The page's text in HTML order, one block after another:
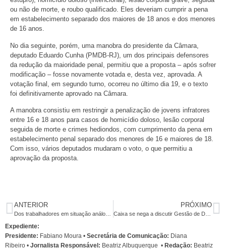
ou não de morte, e roubo qualificado. Eles deveriam cumprir a pena
em estabelecimento separado dos maiores de 18 anos e dos menores
de 16 anos.
No dia seguinte, porém, uma manobra do presidente da Câmara,
deputado Eduardo Cunha (PMDB-RJ), um dos principais defensores
da redução da maioridade penal, permitiu que a proposta – após sofrer
modificação – fosse novamente votada e, desta vez, aprovada. A
votação final, em segundo turno, ocorreu no último dia 19, e o texto
foi definitivamente aprovado na Câmara.
A manobra consistiu em restringir a penalização de jovens infratores
entre 16 e 18 anos para casos de homicídio doloso, lesão corporal
seguida de morte e crimes hediondos, com cumprimento da pena em
estabelecimento penal separado dos menores de 16 e maiores de 18.
Com isso, vários deputados mudaram o voto, o que permitiu a
aprovação da proposta.
ANTERIOR
Dos trabalhadores em situação análoga à escravidão, 82% são terceirizados
PRÓXIMO
Caixa se nega a discutir Gestão de Desempenho de Pessoas (GDP)
Expediente:
Presidente: Fabiano Moura • Secretária de Comunicação: Diana
Ribeiro • Jornalista Responsável: Beatriz Albuquerque • Redação: Beatriz